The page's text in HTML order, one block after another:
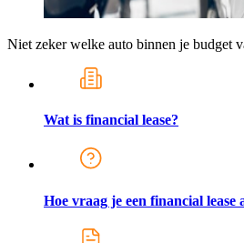
Niet zeker welke auto binnen je budget
Wat is financial lease?
Hoe vraag je een financial lease